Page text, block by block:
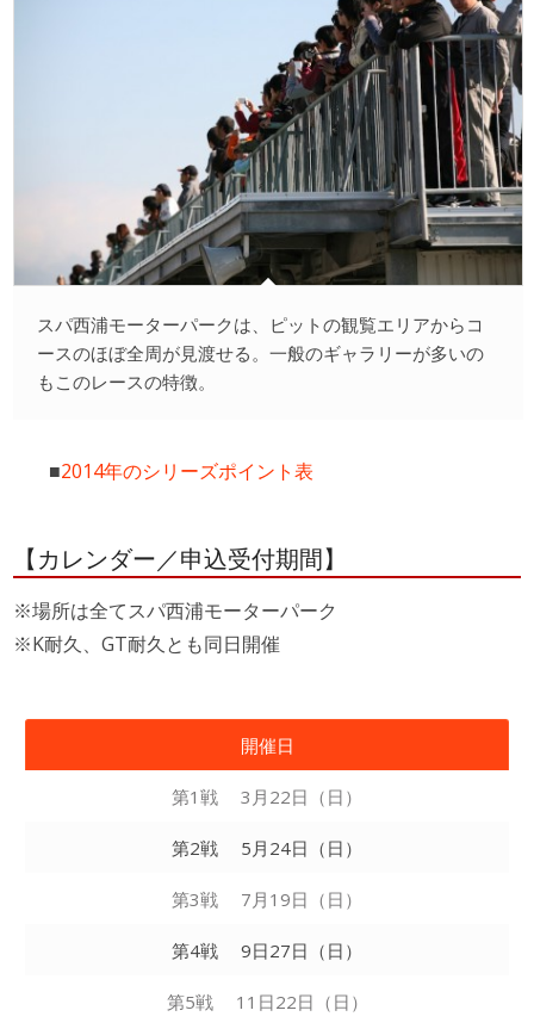
スパ西浦モーターパークは、ピットの観覧エリアからコ
ースのほぼ全周が見渡せる。一般のギャラリーが多いの
もこのレースの特徴。
■2014年のシリーズポイント表
【カレンダー／申込受付期間】
※場所は全てスパ西浦モーターパーク
※K耐久、GT耐久とも同日開催
開催日
第1戦 3月22日（日）
第2戦 5月24日（日）
第3戦 7月19日（日）
第4戦 9日27日（日）
第5戦 11日22日（日）